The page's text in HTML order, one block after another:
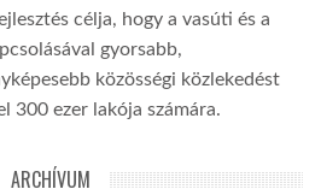
célja, hogy a vasúti és a
gyorsabb,
közösségi közlekedést
300 ezer lakója számára.
ARCHÍVUM